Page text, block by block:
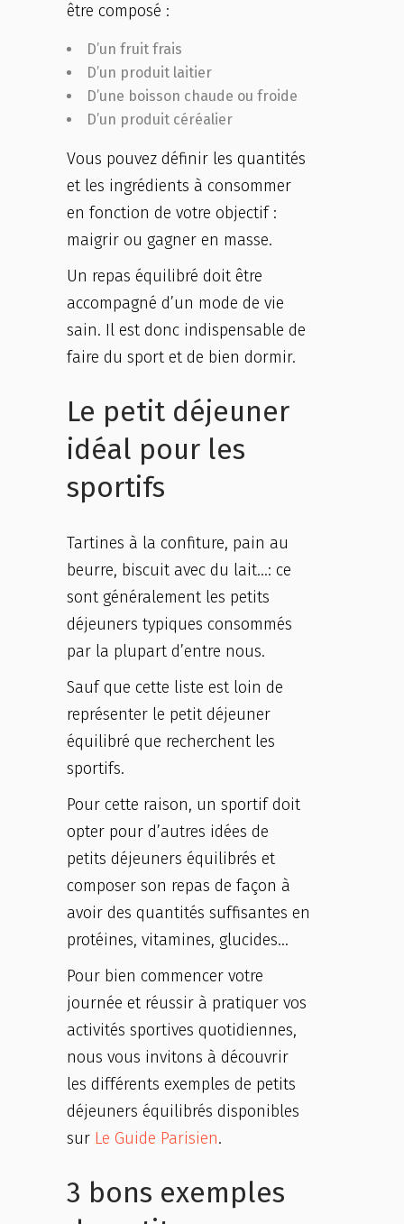
être composé :
D’un fruit frais
D’un produit laitier
D’une boisson chaude ou froide
D’un produit céréalier
Vous pouvez définir les quantités
et les ingrédients à consommer
en fonction de votre objectif :
maigrir ou gagner en masse.
Un repas équilibré doit être
accompagné d’un mode de vie
sain. Il est donc indispensable de
faire du sport et de bien dormir.
Le petit déjeuner
idéal pour les
sportifs
Tartines à la confiture, pain au
beurre, biscuit avec du lait…: ce
sont généralement les petits
déjeuners typiques consommés
par la plupart d’entre nous.
Sauf que cette liste est loin de
représenter le petit déjeuner
équilibré que recherchent les
sportifs.
Pour cette raison, un sportif doit
opter pour d’autres idées de
petits déjeuners équilibrés et
composer son repas de façon à
avoir des quantités suffisantes en
protéines, vitamines, glucides…
Pour bien commencer votre
journée et réussir à pratiquer vos
activités sportives quotidiennes,
nous vous invitons à découvrir
les différents exemples de petits
déjeuners équilibrés disponibles
sur Le Guide Parisien.
3 bons exemples